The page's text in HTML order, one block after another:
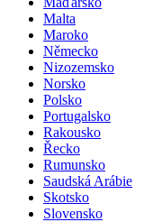
Malta
Maroko
Německo
Nizozemsko
Norsko
Polsko
Portugalsko
Rakousko
Řecko
Rumunsko
Saudská Arábie
Skotsko
Slovensko